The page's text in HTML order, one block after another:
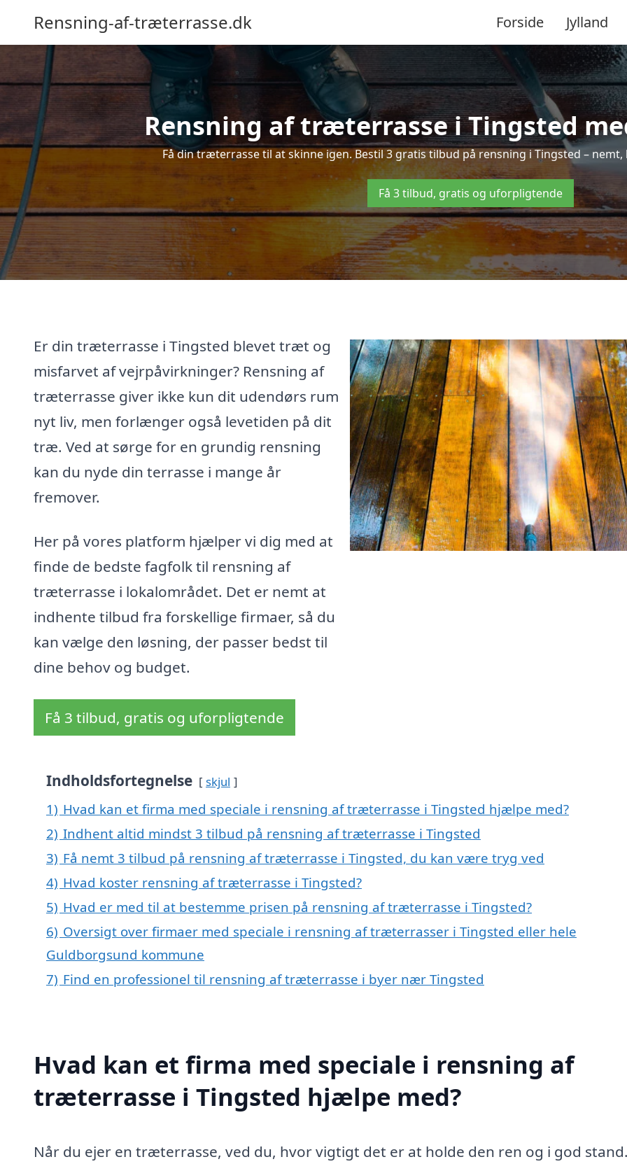
Rensning-af-træterrasse.dk Forside Jylland
Rensning af træterrasse i Tingsted
Få din træterrasse til at skinne igen. Bestil 3 gratis tilbud på rensning i Tingsted –
Få 3 tilbud, gratis og uforpligtende
Er din træterrasse i Tingsted blevet træt og
misfarvet af vejrpåvirkninger? Rensning af
træterrasse giver ikke kun dit udendørs rum
nyt liv, men forlænger også levetiden på dit
træ. Ved at sørge for en grundig rensning
kan du nyde din terrasse i mange år
fremover.
Her på vores platform hjælper vi dig med at
finde de bedste fagfolk til rensning af
træterrasse i lokalområdet. Det er nemt at
indhente tilbud fra forskellige firmaer, så du
kan vælge den løsning, der passer bedst til
dine behov og budget.
Få 3 tilbud, gratis og uforpligtende
Indholdsfortegnelse skjul
1) Hvad kan et firma med speciale i rensning af træterrasse i Tingsted hjælpe med?
2) Indhent altid mindst 3 tilbud på rensning af træterrasse i Tingsted
3) Få nemt 3 tilbud på rensning af træterrasse i Tingsted, du kan være tryg ved
4) Hvad koster rensning af træterrasse i Tingsted?
5) Hvad er med til at bestemme prisen på rensning af træterrasse i Tingsted?
6) Oversigt over firmaer med speciale i rensning af træterrasser i Tingsted eller hele
Guldborgsund kommune
7) Find en professionel til rensning af træterrasse i byer nær Tingsted
Hvad kan et firma med speciale i rensning af
træterrasse i Tingsted hjælpe med?
Når du ejer en træterrasse, ved du, hvor vigtigt det er at holde den ren og i god stand.